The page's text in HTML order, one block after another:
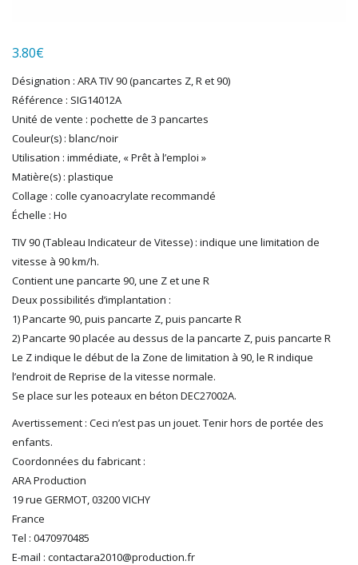
MAKETTE
MARLKIN
MKD
NOREV
NOVATEUR MODELES
PECO
PG mini
PIKO
PN SUD MODELISME
PREISER
PRINCE AUGUST
R37
REDUTEX
REE
RÉGIONS ET COMPAGNIES
ROCO
ROTOMAGUS
ROUTE 87
TORTOISE
TRAINS OUEST
Trains-O-Matic
TRIX
VIESSMANN
WIKING
3.80€
Désignation : ARA TIV 90 (pancartes Z, R et 90)
Référence : SIG14012A
Unité de vente : pochette de 3 pancartes
Couleur(s) : blanc/noir
Utilisation : immédiate, « Prêt à l’emploi »
Matière(s) : plastique
Collage : colle cyanoacrylate recommandé
Échelle : Ho
TIV 90 (Tableau Indicateur de Vitesse) : indique une limitation de
vitesse à 90 km/h.
Contient une pancarte 90, une Z et une R
Deux possibilités d’implantation :
1) Pancarte 90, puis pancarte Z, puis pancarte R
2) Pancarte 90 placée au dessus de la pancarte Z, puis pancarte R
Le Z indique le début de la Zone de limitation à 90, le R indique
l’endroit de Reprise de la vitesse normale.
Se place sur les poteaux en béton DEC27002A.
Avertissement : Ceci n’est pas un jouet. Tenir hors de portée des
enfants.
Coordonnées du fabricant :
ARA Production
19 rue GERMOT, 03200 VICHY
France
Tel : 0470970485
E-mail : contactara2010@production.fr